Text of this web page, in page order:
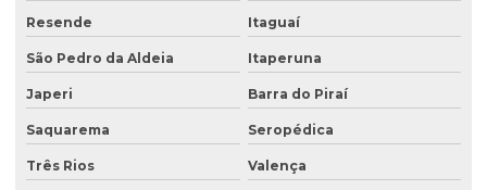
Análise de solo valor
Avaliação ambiental preliminar
Avaliação ambiental de terrenos com potencial de contaminação
Avaliação de área de risco ambiental e sanitária
Resende Itaguaí
São Pedro da Aldeia Itaperuna
Japeri Barra do Piraí
Saquarema Seropédica
Três Rios Valença